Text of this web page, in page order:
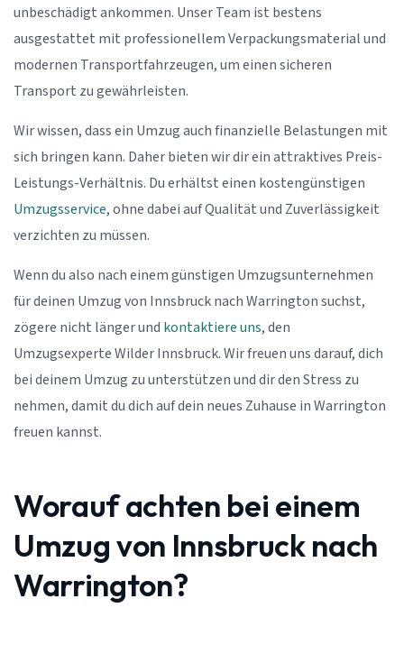
unbeschädigt ankommen. Unser Team ist bestens
ausgestattet mit professionellem Verpackungsmaterial und
modernen Transportfahrzeugen, um einen sicheren
Transport zu gewährleisten.
Wir wissen, dass ein Umzug auch finanzielle Belastungen mit
sich bringen kann. Daher bieten wir dir ein attraktives Preis-
Leistungs-Verhältnis. Du erhältst einen kostengünstigen
Umzugsservice, ohne dabei auf Qualität und Zuverlässigkeit
verzichten zu müssen.
Wenn du also nach einem günstigen Umzugsunternehmen
für deinen Umzug von Innsbruck nach Warrington suchst,
zögere nicht länger und kontaktiere uns, den
Umzugsexperte Wilder Innsbruck. Wir freuen uns darauf, dich
bei deinem Umzug zu unterstützen und dir den Stress zu
nehmen, damit du dich auf dein neues Zuhause in Warrington
freuen kannst.
Worauf achten bei einem
Umzug von Innsbruck nach
Warrington?